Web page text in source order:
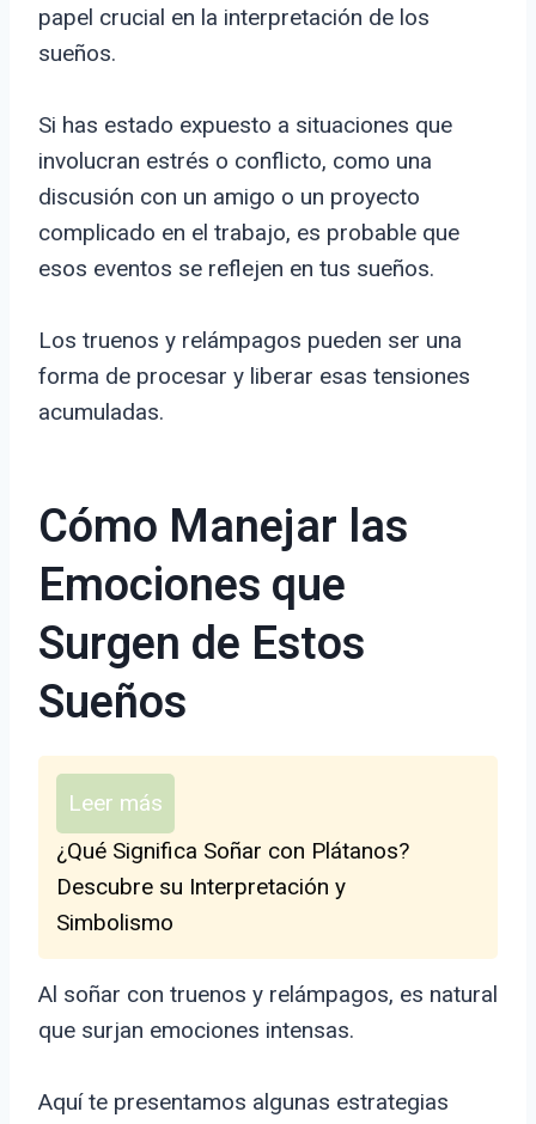
papel crucial en la interpretación de los
sueños.
Si has estado expuesto a situaciones que
involucran estrés o conflicto, como una
discusión con un amigo o un proyecto
complicado en el trabajo, es probable que
esos eventos se reflejen en tus sueños.
Los truenos y relámpagos pueden ser una
forma de procesar y liberar esas tensiones
acumuladas.
Cómo Manejar las
Emociones que
Surgen de Estos
Sueños
Leer más
¿Qué Significa Soñar con Plátanos?
Descubre su Interpretación y
Simbolismo
Al soñar con truenos y relámpagos, es natural
que surjan emociones intensas.
Aquí te presentamos algunas estrategias